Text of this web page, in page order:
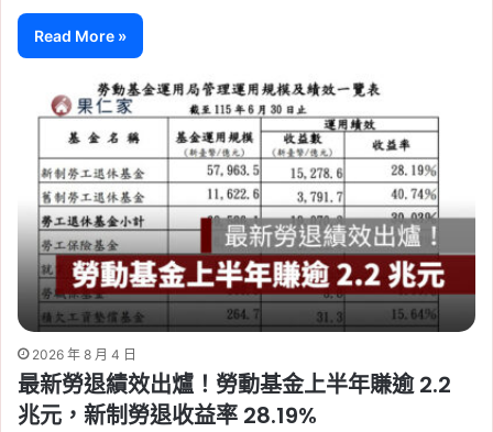
Read More »
2026 年 8 月 4 日
最新勞退績效出爐！勞動基金上半年賺逾 2.2
兆元，新制勞退收益率 28.19%